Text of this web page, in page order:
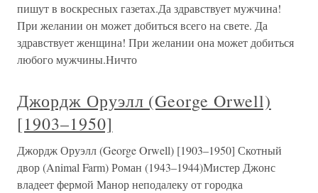
пишут в воскресных газетах.Да здравствует мужчина!
При желании он может добиться всего на свете. Да
здравствует женщина! При желании она может добиться
любого мужчины.Ничто
Джордж Оруэлл (George Orwell)
[1903–1950]
Джордж Оруэлл (George Orwell) [1903–1950] Скотный
двор (Animal Farm) Роман (1943–1944)Мистер Джонс
владеет фермой Манор неподалеку от городка